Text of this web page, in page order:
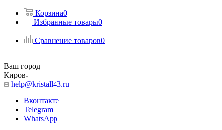
Корзина0
Избранные товары0
Сравнение товаров0
Ваш город
Киров
help@kristall43.ru
Вконтакте
Telegram
WhatsApp